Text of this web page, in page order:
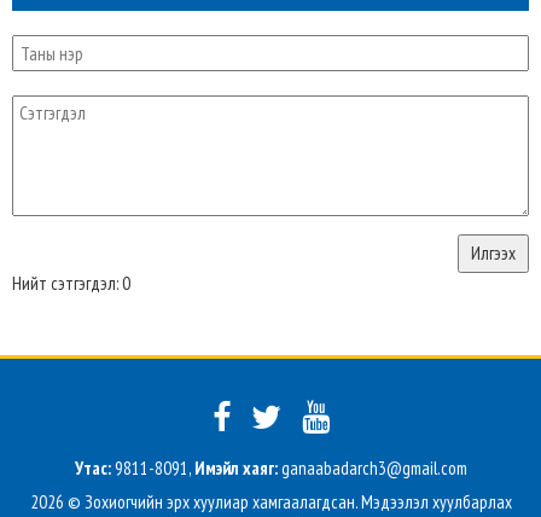
Нийт сэтгэгдэл: 0
Утас:9811-8091, Имэйл хаяг:ganaabadarch3@gmail.com
2026 © Зохиогчийн эрх хуулиар хамгаалагдсан. Мэдээлэл хуулбарлах